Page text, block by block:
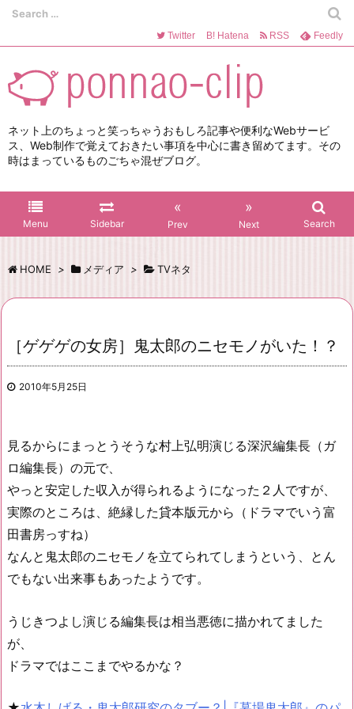
ネット上のちょっと笑っちゃうおもしろ記事や便利なWebサービ
ス、Web制作で覚えておきたい事項を中心に書き留めてます。その
時はまっているものごちゃ混ぜブログ。
Menu Sidebar
«
Prev
»
Next Search
Twitter B! Hatena RSS Feedly
HOME > メディア > TVネタ
［ゲゲゲの女房］鬼太郎のニセモノがいた！？
2010年5月25日
見るからにまっとうそうな村上弘明演じる深沢編集長（ガ
ロ編集長）の元で、
やっと安定した収入が得られるようになった２人ですが、
実際のところは、絶縁した貸本版元から（ドラマでいう富
田書房っすね）
なんと鬼太郎のニセモノを立てられてしまうという、とん
でもない出来事もあったようです。
うじきつよし演じる編集長は相当悪徳に描かれてました
が、
ドラマではここまでやるかな？